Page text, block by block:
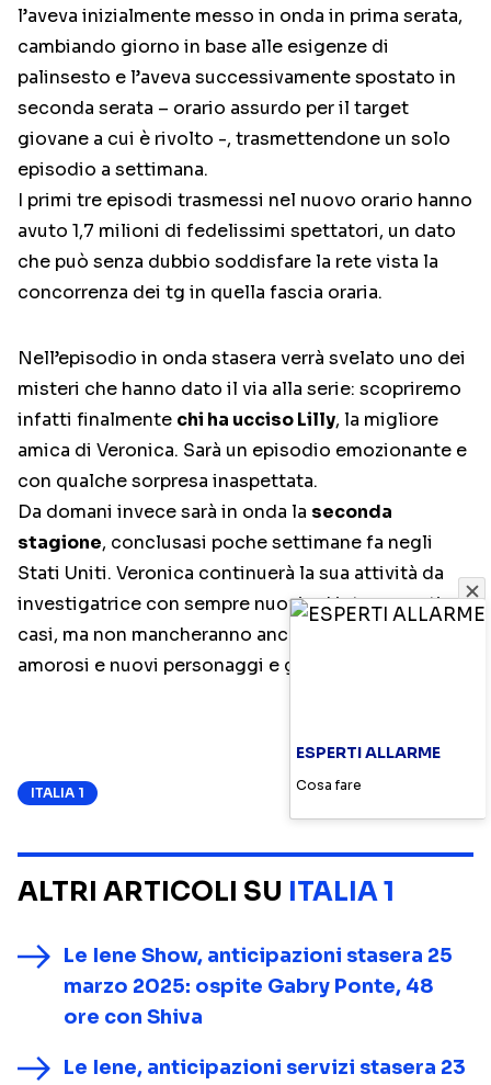
l’aveva inizialmente messo in onda in prima serata,
cambiando giorno in base alle esigenze di
palinsesto e l’aveva successivamente spostato in
seconda serata – orario assurdo per il target
giovane a cui è rivolto -, trasmettendone un solo
episodio a settimana.
I primi tre episodi trasmessi nel nuovo orario hanno
avuto 1,7 milioni di fedelissimi spettatori, un dato
che può senza dubbio soddisfare la rete vista la
concorrenza dei tg in quella fascia oraria.
Nell’episodio in onda stasera verrà svelato uno dei
misteri che hanno dato il via alla serie: scopriremo
infatti finalmente chi ha ucciso Lilly, la migliore
amica di Veronica. Sarà un episodio emozionante e
con qualche sorpresa inaspettata.
Da domani invece sarà in onda la seconda
stagione, conclusasi poche settimane fa negli
Stati Uniti. Veronica continuerà la sua attività da
investigatrice con sempre nuovi ed interessanti
casi, ma non mancheranno anche gli intrecci
amorosi e nuovi personaggi e guest-star.
ITALIA 1
ALTRI ARTICOLI SU ITALIA 1
Le Iene Show, anticipazioni stasera 25
marzo 2025: ospite Gabry Ponte, 48
ore con Shiva
Le Iene, anticipazioni servizi stasera 23
ESPERTI ALLARME
Cosa fare